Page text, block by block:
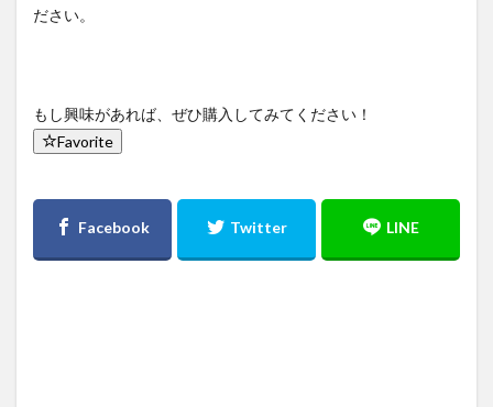
ださい。
もし興味があれば、ぜひ購入してみてください！
Favorite